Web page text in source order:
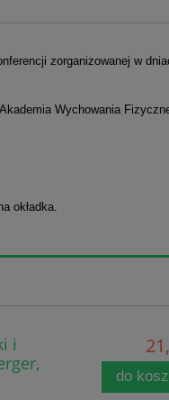
zorganizowanej w
Wychowania
okładka.
i
do